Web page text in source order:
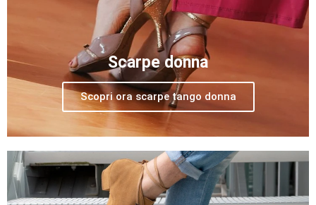
Scarpe donna
Scopri ora scarpe tango donna